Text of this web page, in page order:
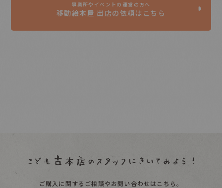
事業所やイベントの運営の方へ
移動絵本屋 出店の依頼はこちら
ご購入に関するご相談やお問い合わせはこちら。